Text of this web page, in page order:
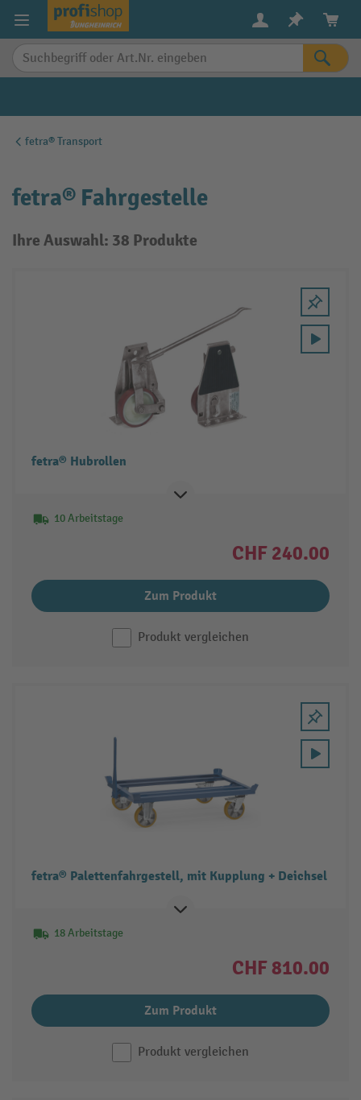
springen
fetra® Transport
fetra® Fahrgestelle
Ihre Auswahl: 38 Produkte
fetra® Hubrollen
10 Arbeitstage
CHF 240.00
Zum Produkt
Produkt vergleichen
fetra® Palettenfahrgestell, mit Kupplung + Deichsel
18 Arbeitstage
CHF 810.00
Zum Produkt
Produkt vergleichen